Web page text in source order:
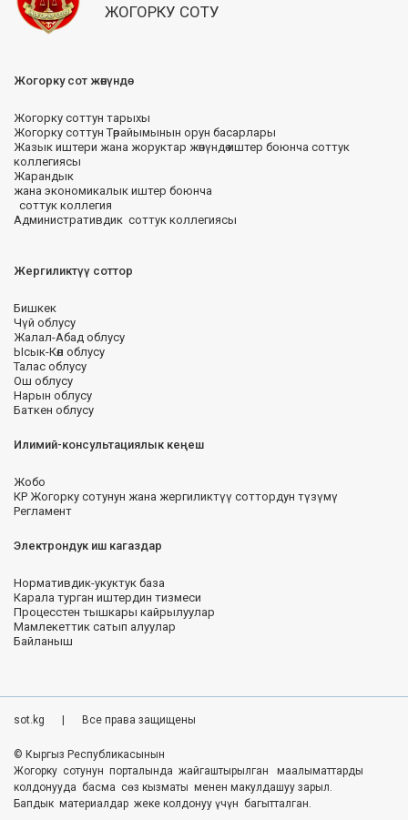
ЖОГОРКУ СОТУ
Жогорку сот жөнүндө
Жогорку соттун тарыхы
Жогорку соттун Төрайымынын орун басарлары
Жазык иштери жана жоруктар жөнүндө иштер боюнча соттук
коллегиясы
Жарандык
жана экономикалык иштер боюнча
соттук коллегия
Административдик соттук коллегиясы
Жергиликтүү соттор
Бишкек
Чүй облусу
Жалал-Абад облусу
Ысык-Көл облусу
Талас облусу
Ош облусу
Нарын облусу
Баткен облусу
Илимий-консультациялык кеңеш
Жобо
КР Жогорку сотунун жана жергиликтүү соттордун түзүмү
Регламент
Электрондук иш кагаздар
Нормативдик-укуктук база
Карала турган иштердин тизмеси
Процесстен тышкары кайрылуулар
Мамлекеттик сатып алуулар
Байланыш
sot.kg Все права защищены
© Кыргыз Республикасынын
Жогорку сотунун порталында жайгаштырылган маалыматтарды
колдонууда басма сөз кызматы менен макулдашуу зарыл.
Бапдык материалдар жеке колдонуу үчүн багытталган.